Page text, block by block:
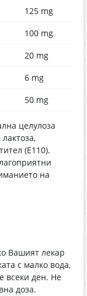
125 mg
100 mg
20 mg
6 mg
50 mg
целулоза
(E110).
на
Вашият лекар
с малко вода,
всеки ден. Не
доза.